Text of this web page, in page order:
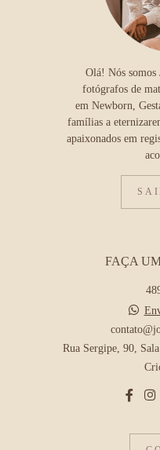
Olá! Nós somos
fotógrafos de
em Newborn,
famílias a
apaixonados em
FAÇA
Rua Sergipe, 90,